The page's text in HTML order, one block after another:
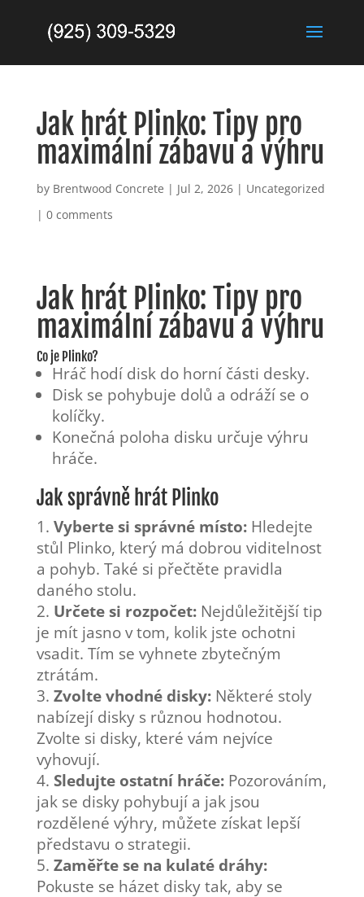
Jak hrát Plinko: Tipy pro
maximální zábavu a výhru
by Brentwood Concrete | Jul 2, 2026| Uncategorized
| 0 comments
Jak hrát Plinko: Tipy pro
maximální zábavu a výhru
Co je Plinko?
Hráč hodí disk do horní části desky.
Disk se pohybuje dolů a odráží se o
kolíčky.
Konečná poloha disku určuje výhru
hráče.
Jak správně hrát Plinko
Vyberte si správné místo:Hledejte
stůl Plinko, který má dobrou viditelnost
a pohyb. Také si přečtěte pravidla
daného stolu.
Určete si rozpočet:Nejdůležitější tip
je mít jasno v tom, kolik jste ochotni
vsadit. Tím se vyhnete zbytečným
ztrátám.
Zvolte vhodné disky:Některé stoly
nabízejí disky s různou hodnotou.
Zvolte si disky, které vám nejvíce
vyhovují.
Sledujte ostatní hráče:Pozorováním,
jak se disky pohybují a jak jsou
rozdělené výhry, můžete získat lepší
představu o strategii.
Zaměřte se na kulaté dráhy:
Pokuste se házet disky tak, aby se